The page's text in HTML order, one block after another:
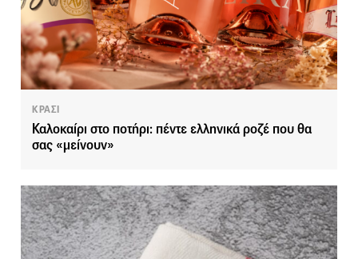
ΚΡΑΣΙ
Καλοκαίρι στο ποτήρι: πέντε ελληνικά ροζέ που θα
σας «μείνουν»